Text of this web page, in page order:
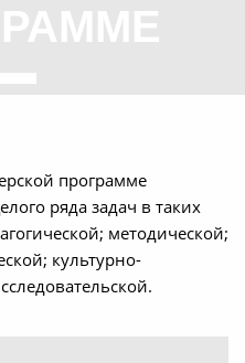
программе
ряда задач в таких
методической;
культурно-